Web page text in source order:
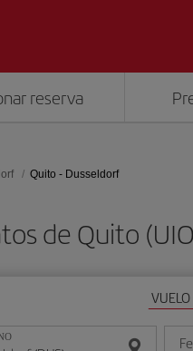
reserva
Quito - Dusseldorf
de Quito
VUELO